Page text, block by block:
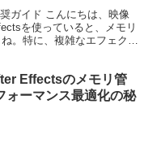
ガイド こんにちは、映像
を使っていると、メモリ
。特に、複雑なエフェクト
Effectsのメモリ管
ォーマンス最適化の秘